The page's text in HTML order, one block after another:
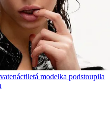
modelka podstoupila